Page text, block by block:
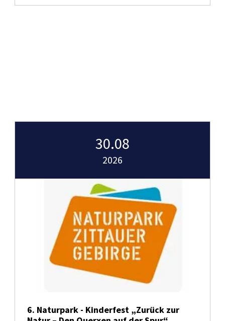
30.08
2026
6. Naturpark - Kinderfest „Zurück zur